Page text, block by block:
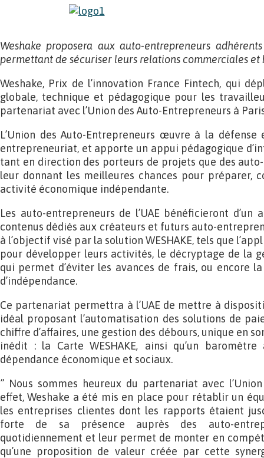
Weshake proposera aux auto-entrepreneurs
permettant de sécuriser leurs relations commerciales et
Weshake, Prix de l’innovation France Fintech, qui
globale, technique et pédagogique pour les
partenariat avec l’Union des Auto-Entrepreneurs à
L’Union des Auto-Entrepreneurs œuvre à la
entrepreneuriat, et apporte un appui pédagogique
tant en direction des porteurs de projets que des
leur donnant les meilleures chances pour préparer,
activité économique indépendante.
Les auto-entrepreneurs de l’UAE bénéficieront d’un
contenus dédiés aux créateurs et futurs auto-
à l’objectif visé par la solution WESHAKE, tels que
pour développer leurs activités, le décryptage de la
qui permet d’éviter les avances de frais, ou encore
d’indépendance.
Ce partenariat permettra à l’UAE de mettre à
idéal proposant l’automatisation des solutions de
chiffre d’affaires, une gestion des débours, unique en
inédit : la Carte WESHAKE, ainsi qu’un
dépendance économique et sociaux.
” Nous sommes heureux du partenariat avec
effet, Weshake a été mis en place pour rétablir un
les entreprises clientes dont les rapports étaient
forte de sa présence auprès des auto-
quotidiennement et leur permet de monter en
qu’une proposition de valeur créée par cette